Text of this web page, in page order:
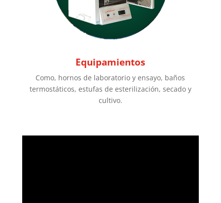
Equipamientos
Como, hornos de laboratorio y ensayo, baños
termostáticos, estufas de esterilización, secado y
cultivo.